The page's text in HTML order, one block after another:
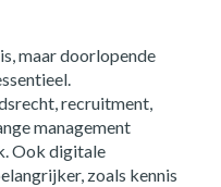
maar doorlopende
recruitment,
management
Ook digitale
zoals kennis